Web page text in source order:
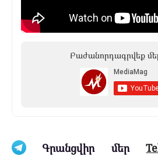
Բաժանորդագրվեք
Գրանցվիր մեր